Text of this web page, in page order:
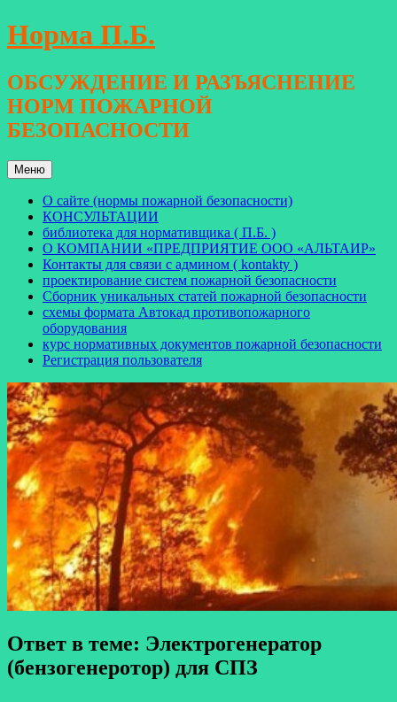
Перейти
к
Норма П.Б.
ОБСУЖДЕНИЕ И РАЗЪЯСНЕНИЕ
НОРМ ПОЖАРНОЙ
БЕЗОПАСНОСТИ
Меню
О сайте (нормы пожарной безопасности)
КОНСУЛЬТАЦИИ
библиотека для нормативщика ( П.Б. )
О КОМПАНИИ «ПРЕДПРИЯТИЕ ООО «АЛЬТАИР»
Контакты для связи с админом ( kontakty )
проектирование систем пожарной безопасности
Сборник уникальных статей пожарной безопасности
схемы формата Автокад противопожарного
оборудования
курс нормативных документов пожарной безопасности
Регистрация пользователя
Ответ в теме: Электрогенератор
(бензогенеротор) для СПЗ